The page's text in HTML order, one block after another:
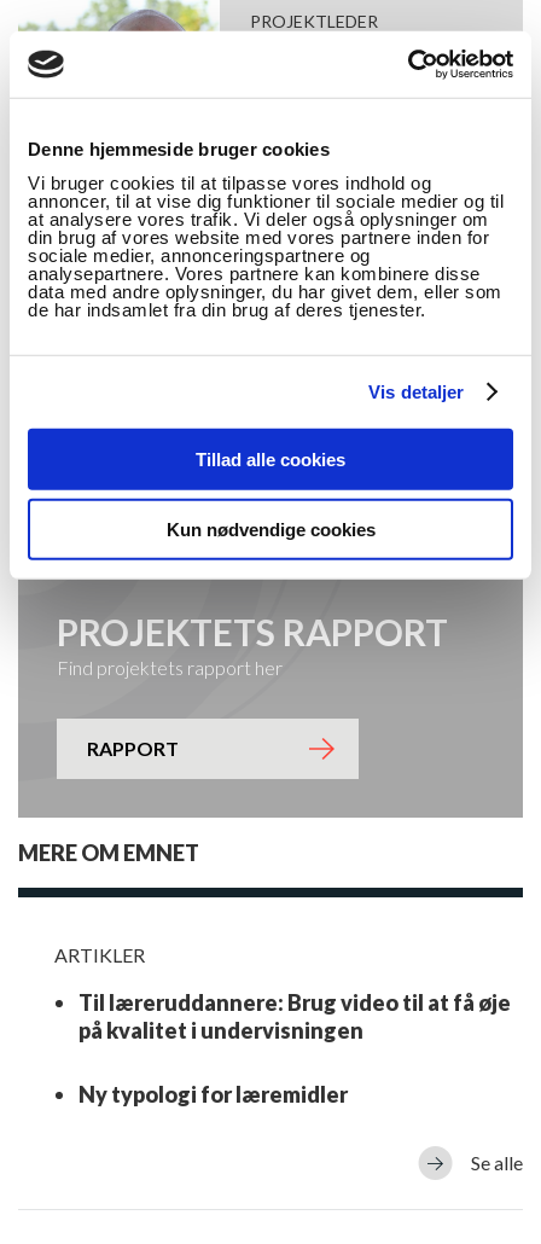
Denne hjemmeside bruger cookies
Vi bruger cookies til at tilpasse vores indhold og
annoncer, til at vise dig funktioner til sociale medier og til
at analysere vores trafik. Vi deler også oplysninger om
din brug af vores website med vores partnere inden for
sociale medier, annonceringspartnere og
analysepartnere. Vores partnere kan kombinere disse
data med andre oplysninger, du har givet dem, eller som
de har indsamlet fra din brug af deres tjenester.
Vis detaljer
Tillad alle cookies
Kun nødvendige cookies
PROJEKTLEDER
Stig Toke Gissel
Docent, Ph.d.
Email:sttg@ucl.dk
FAKTA
STATUS: AFSLUTTET
Læremiddel.dk og Nationalt
Videncenter for Læsning
PROJEKTETS RAPPORT
Find projektets rapport her
RAPPORT
MERE OM EMNET
ARTIKLER
Til læreruddannere: Brug video til at få øje
på kvalitet i undervisningen
Ny typologi for læremidler
Se alle